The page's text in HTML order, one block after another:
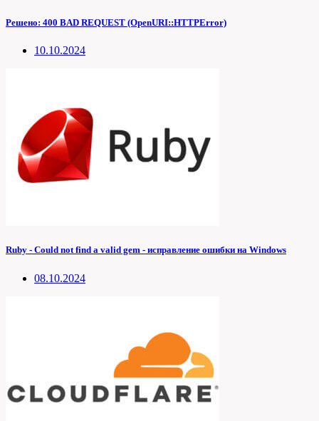
Решено: 400 BAD REQUEST (OpenURI::HTTPError)
10.10.2024
Ruby - Could not find a valid gem - исправление ошибки на Windows
08.10.2024